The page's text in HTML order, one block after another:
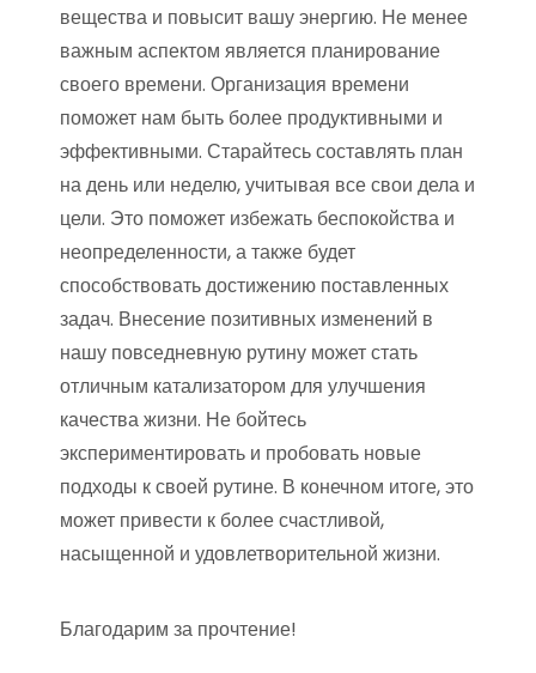
вещества и повысит вашу энергию. Не менее
важным аспектом является планирование
своего времени. Организация времени
поможет нам быть более продуктивными и
эффективными. Старайтесь составлять план
на день или неделю, учитывая все свои дела и
цели. Это поможет избежать беспокойства и
неопределенности, а также будет
способствовать достижению поставленных
задач. Внесение позитивных изменений в
нашу повседневную рутину может стать
отличным катализатором для улучшения
качества жизни. Не бойтесь
экспериментировать и пробовать новые
подходы к своей рутине. В конечном итоге, это
может привести к более счастливой,
насыщенной и удовлетворительной жизни.
Благодарим за прочтение!